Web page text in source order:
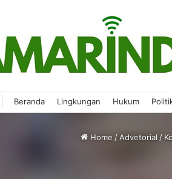
Beranda Lingkungan Hukum
Home / Advetorial /